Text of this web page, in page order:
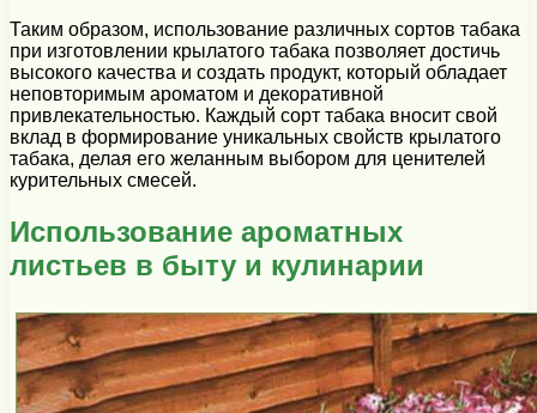
Таким образом, использование различных сортов табака
при изготовлении крылатого табака позволяет достичь
высокого качества и создать продукт, который обладает
неповторимым ароматом и декоративной
привлекательностью. Каждый сорт табака вносит свой
вклад в формирование уникальных свойств крылатого
табака, делая его желанным выбором для ценителей
курительных смесей.
Использование ароматных
листьев в быту и кулинарии